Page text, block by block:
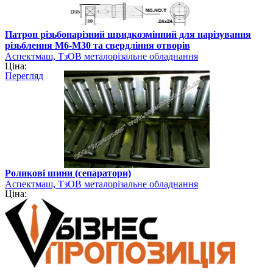
Патрон різьбонарізний швидкозмінний для нарізування
різьблення М6-М30 та свердління отворів
Аспектмаш, ТзОВ металорізальне обладнання
Ціна:
Перегляд
Роликові шини (сепаратори)
Аспектмаш, ТзОВ металорізальне обладнання
Ціна: